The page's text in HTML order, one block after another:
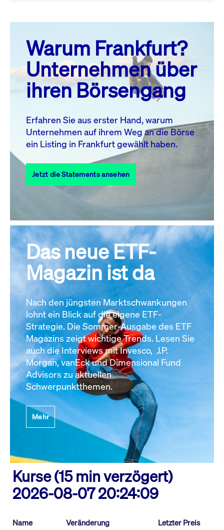
August 26
MO. DI. MI. DO. FR. SA. SO.
1
2
3
4 5 6 7 8
10 11 13 14
17
18 19 20 21 22
23
27 28
31
Alle Events
Warum Frankfurt?
Unternehmen über
ihren Börsengang
Erfahren Sie aus erster Hand, warum
Unternehmen auf ihrem Weg an die Börse
ein Listing in Frankfurt gewählt haben.
Jetzt die Statements ansehen
Das neue ETF-
Magazin ist da
Nach den jüngsten Marktschwankungen
lohnt ein Blick auf die eigene ETF-
Strategie. Die Sommer-Ausgabe des ETF
Magazins zeigt wichtige Trends. Lesen Sie
auch die Interviews mit Invesco, J.P.
Morgan, vanEck und Dimensional Fund
Advisors zu aktuellen
Schwerpunktthemen.
Mehr
Kurse (15 min verzögert)
2026-08-07 20:24:09
Name Veränderung Letzter Preis